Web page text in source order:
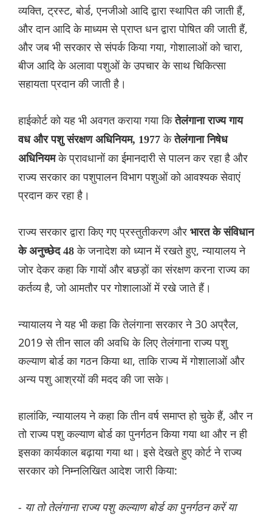
व्यक्ति, ट्रस्ट, बोर्ड, एनजीओ आदि द्वारा स्थापित की जाती हैं,
और दान आदि के माध्यम से प्राप्त धन द्वारा पोषित की जाती हैं,
और जब भी सरकार से संपर्क किया गया, गोशालाओं को चारा,
बीज आदि के अलावा पशुओं के उपचार के साथ चिकित्सा
सहायता प्रदान की जाती है।
हाईकोर्ट को यह भी अवगत कराया गया कितेलंगाना राज्य गाय
वध और पशु संरक्षण अधिनियम, 1977केतेलंगाना निषेध
अधिनियमके प्रावधानों का ईमानदारी से पालन कर रहा है और
राज्य सरकार का पशुपालन विभाग पशुओं को आवश्यक सेवाएं
प्रदान कर रहा है।
राज्य सरकार द्वारा किए गए प्रस्तुतीकरण और भारत के संविधान
के अनुच्छेद 48के जनादेश को ध्यान में रखते हुए, न्यायालय ने
जोर देकर कहा कि गायों और बछड़ों का संरक्षण करना राज्य का
कर्तव्य है, जो आमतौर पर गोशालाओं में रखे जाते हैं।
न्यायालय ने यह भी कहा कि तेलंगाना सरकार ने 30 अप्रैल,
2019 से तीन साल की अवधि के लिए तेलंगाना राज्य पशु
कल्याण बोर्ड का गठन किया था, ताकि राज्य में गोशालाओं और
अन्य पशु आश्रयों की मदद की जा सके।
हालांकि, न्यायालय ने कहा कि तीन वर्ष समाप्त हो चुके हैं, और न
तो राज्य पशु कल्याण बोर्ड का पुनर्गठन किया गया था और न ही
इसका कार्यकाल बढ़ाया गया था। इसे देखते हुए कोर्ट ने राज्य
सरकार को निम्नलिखित आदेश जारी किया:
- या तो तेलंगाना राज्य पशु कल्याण बोर्ड का पुनर्गठन करें या